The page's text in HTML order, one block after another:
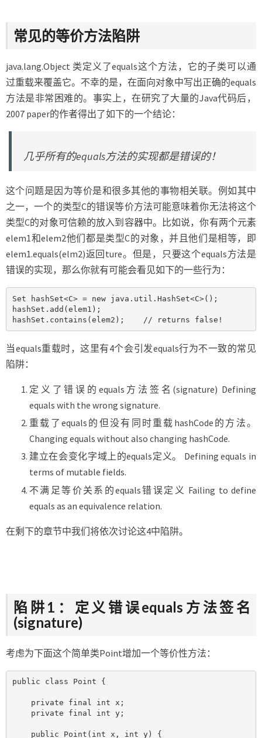
常见的等价方法陷阱
java.lang.Object 类定义了equals这个方法，它的子类可以通
过重载来覆盖它。不幸的是，在面向对象中写出正确的equals
方法是非常困难的。事实上，在研究了大量的Java代码后，
2007 paper的作者得出了如下的一个结论：
几乎所有的equals方法的实现都是错误的！
这个问题是因为等价是和很多其他的事物相关联。例如其中
之一，一个的类型C的错误等价方法可能意味着你无法将这个
类型C的对象可信赖的放入到容器中。比如说，你有两个元素
elem1和elem2他们都是类型C的对象，并且他们是相等，即
elem1.equals(elm2)返回ture。但是，只要这个equals方法是
错误的实现，那么你就有可能会看见如下的一些行为：
Set hashSet<C> = new java.util.HashSet<C>();
hashSet.add(elem1);
hashSet.contains(elem2);    // returns false!
当equals重载时，这里有4个会引发equals行为不一致的常见
陷阱：
定义了错误的equals方法签名(signature) Defining
equals with the wrong signature.
重载了equals的但没有同时重载hashCode的方法。
Changing equals without also changing hashCode.
建立在会变化字域上的equals定义。 Defining equals in
terms of mutable fields.
不满足等价关系的equals错误定义 Failing to define
equals as an equivalence relation.
在剩下的章节中我们将依次讨论这4中陷阱。
陷阱1：定义错误equals方法签名
(signature)
考虑为下面这个简单类Point增加一个等价性方法：
public class Point {
    private final int x;
    private final int y;
    public Point(int x, int y) {